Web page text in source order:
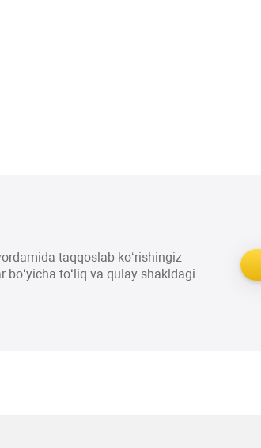
taqqoslab ko‘rishingiz
bo‘yicha to‘liq va qulay shakldagi